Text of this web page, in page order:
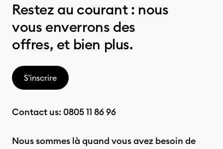
Restez au courant : nous
vous enverrons des
offres, et bien plus.
S'inscrire
Contact us: 0805 11 86 96
Nous sommes là quand vous avez besoin de